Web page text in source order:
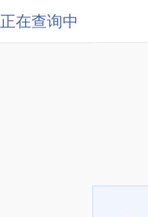
正在查询中